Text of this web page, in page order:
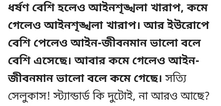
ধর্ষণ বেশি হলেও আইনশৃঙ্খলা খারাপ, কমে
গেলেও আইনশৃঙ্খলা খারাপ। আর ইউরোপে
বেশি পেলেও আইন-জীবনমান ভালো বলে
বেশি এসেছে। আবার কমে গেলেও আইন-
জীবনমান ভালো বলে কমে গেছে। সত্যি
সেলুকাস! স্ট্যান্ডার্ড কি দুটোই, না আরও আছে?